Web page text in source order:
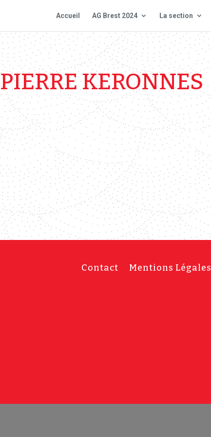
Accueil AG Brest 2024 La section
PIERRE KERONNES
Contact Mentions Légales